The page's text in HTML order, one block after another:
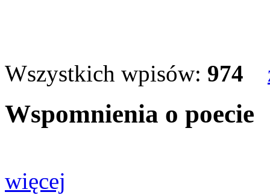
Wszystkich wpisów: 974
Wspomnienia o poecie
więcej